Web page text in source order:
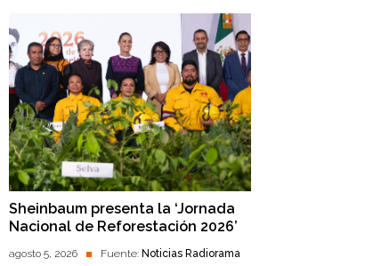
Sheinbaum presenta la ‘Jornada
Nacional de Reforestación 2026’
agosto 5, 2026 Fuente: Noticias Radiorama